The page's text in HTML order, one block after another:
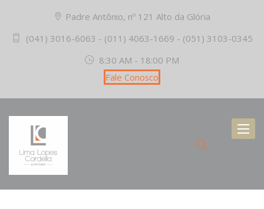
Padre Antônio, nº 121 Alto da Glória
(041) 3016-6063 - (011) 4063-1669 - (051) 3103-0345
8:30 AM - 18:00 PM
Fale Conosco